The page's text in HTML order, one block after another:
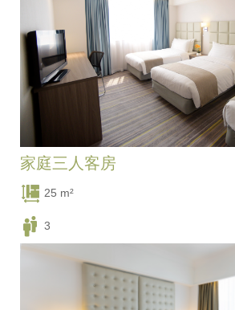
家庭三人客房
25 m²
3
三張單人床